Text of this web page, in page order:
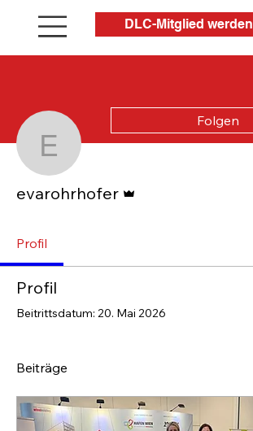
DLC-Mitglied werden
evarohrhofer
Folgen
evarohrhofer
Profil
Profil
Beitrittsdatum: 20. Mai 2026
Beiträge